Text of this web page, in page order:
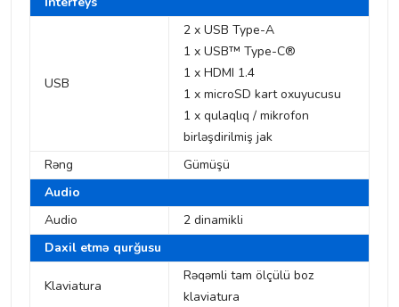
USB
2 x USB Type-A
1 x USB™ Type-C®
1 x HDMI 1.4
1 x microSD kart oxuyucusu
1 x qulaqlıq / mikrofon
birləşdirilmiş jak
Rəng
Gümüşü
Audio
Audio
2 dinamikli
Daxil etmə qurğusu
Klaviatura
Rəqəmli tam ölçülü boz
klaviatura